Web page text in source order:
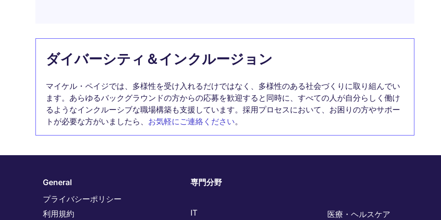
ダイバーシティ＆インクルージョン
マイケル・ペイジでは、多様性を受け入れるだけではなく、多様性のある社会づくりに取り組んでい
ます。あらゆるバックグラウンドの方からの応募を歓迎すると同時に、すべての人が自分らしく働け
るようなインクルーシブな職場構築も支援しています。採用プロセスにおいて、お困りの方やサポー
トが必要な方がいましたら、 お気軽にご連絡ください。
General
プライバシーポリシー
利用規約
専門分野
IT 医療・ヘルスケア